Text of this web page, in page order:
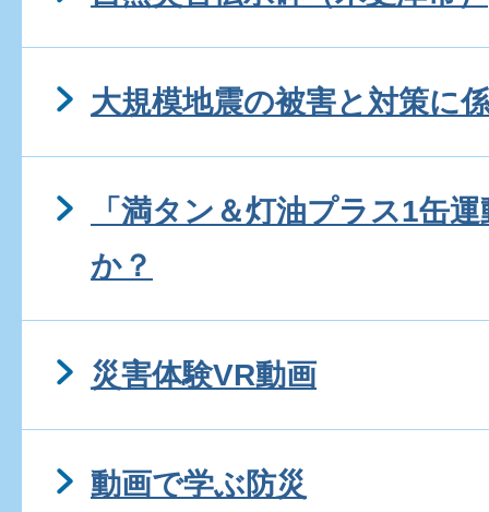
大規模地震の被害と対策に
「満タン＆灯油プラス1缶
か？
災害体験VR動画
動画で学ぶ防災